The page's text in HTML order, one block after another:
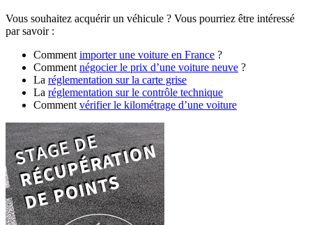
Vous souhaitez acquérir un véhicule ? Vous pourriez être intéressé
par savoir :
Comment importer une voiture en France ?
Comment négocier le prix d’une voiture neuve ?
La réglementation sur la carte grise
La réglementation sur le contrôle technique
Comment vérifier le kilométrage d’une voiture